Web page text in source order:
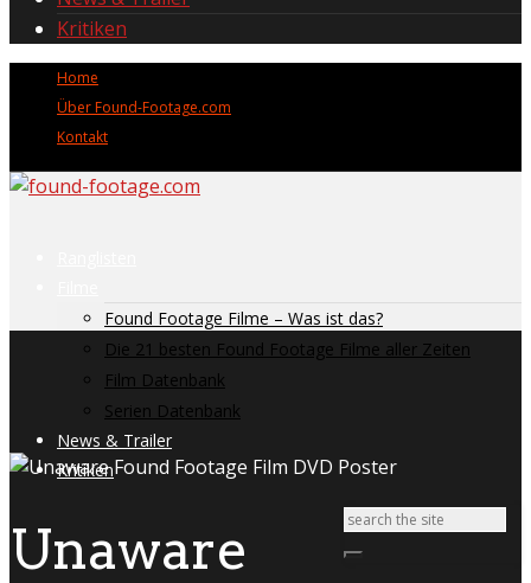
Kritiken
Home
Über Found-Footage.com
Kontakt
Found Footage Filme – Was ist das?
Die 21 besten Found Footage Filme aller Zeiten
Film Datenbank
Serien Datenbank
News & Trailer
Kritiken
Unaware